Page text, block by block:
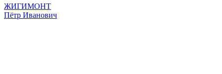
ЖИГИМОНТ
Пётр Иванович